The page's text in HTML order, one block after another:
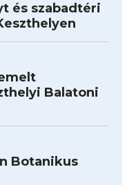
és szabadtéri
Balatoni
Botanikus